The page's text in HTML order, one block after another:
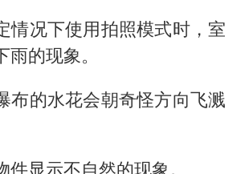
情况下使用拍照模式时，室
的现象。
布的水花会朝奇怪方向飞溅
显示不自然的现象。